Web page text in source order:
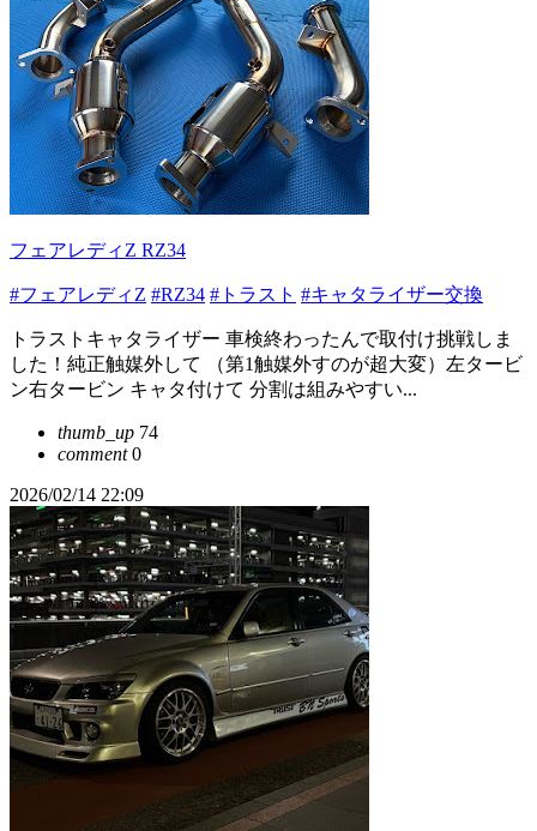
フェアレディZ RZ34
#フェアレディZ #RZ34 #トラスト #キャタライザー交換
トラストキャタライザー 車検終わったんで取付け挑戦しま
した！純正触媒外して （第1触媒外すのが超大変）左タービ
ン右タービン キャタ付けて 分割は組みやすい...
thumb_up 74
comment0
2026/02/14 22:09